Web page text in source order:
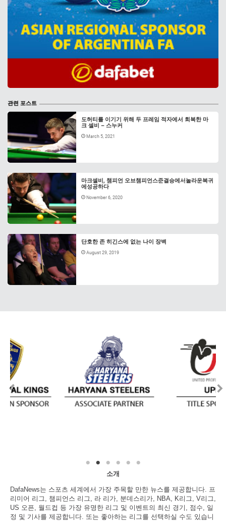
관련 포스트
도허티를 이기기 위해 두 프레임 적자에서 회복한 마
크 셀비 – 스누커
March 5, 2021
마크셀비, 챔피언 오브챔피언스준결승에서놀라운복귀
에성공하다
November 6, 2020
단호한 존 히긴스에 없는 나이 장벽
August 29, 2019
소개
DafaNews는 스포츠 세계에서 가장 주목할 만한 뉴스를 제공합니다. 프
리미어 리그, 챔피언스 리그, 라 리가, 분데스리가, NBA, K리그, V리그,
US 오픈, 월드컵 등 가장 유명한 리그 및 이벤트의 최신 경기, 점수, 일
정 및 기사를 제공합니다. 또는 좋아하는 리그를 선택하실 수도 있습니